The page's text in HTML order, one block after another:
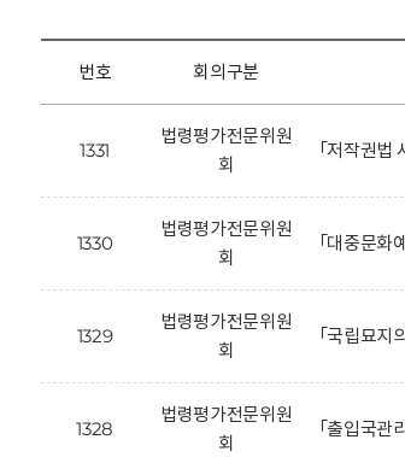
번호 회의구분
1331
법령평가전문위원
회
「저작권
1330
법령평가전문위원
회
「대중문
1329
법령평가전문위원
회
「국립묘
1328
법령평가전문위원
회
「출입국